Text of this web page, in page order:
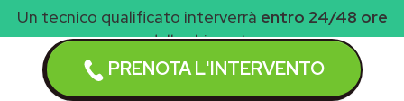
PRENOTA L'INTERVENTO
Un tecnico qualificato interverrà entro 24/48 ore
dalla chiamata